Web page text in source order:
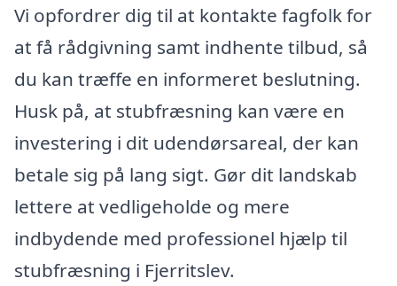
Vi opfordrer dig til at kontakte fagfolk for
at få rådgivning samt indhente tilbud, så
du kan træffe en informeret beslutning.
Husk på, at stubfræsning kan være en
investering i dit udendørsareal, der kan
betale sig på lang sigt. Gør dit landskab
lettere at vedligeholde og mere
indbydende med professionel hjælp til
stubfræsning i Fjerritslev.